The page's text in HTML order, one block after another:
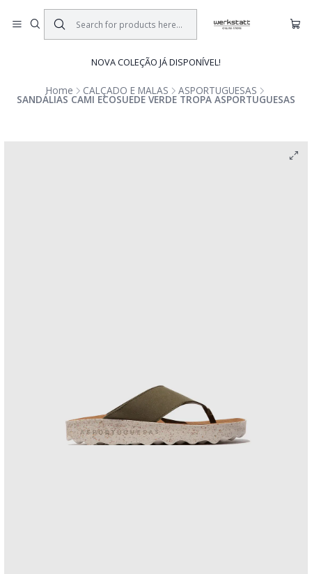
NOVA COLEÇÃO JÁ DISPONÍVEL!
Home CALÇADO E MALAS ASPORTUGUESAS
SANDÁLIAS CAMI ECOSUEDE VERDE TROPA ASPORTUGUESAS